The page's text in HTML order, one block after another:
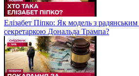
Елізабет Піпко: Як модель з
секретаркою Дональда Трампа?